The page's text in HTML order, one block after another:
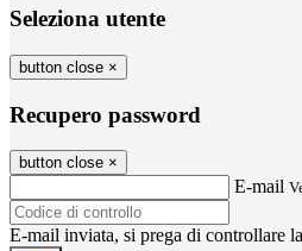
Seleziona utente
button close ×
Recupero password
button close ×
E-mail
E-mail inviata, si prega di controllare